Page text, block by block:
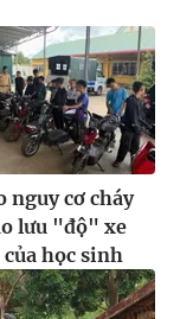
số 483/GP-BTTTT
Quốc Thắng,
nguy cơ cháy
lưu "độ" xe
học sinh